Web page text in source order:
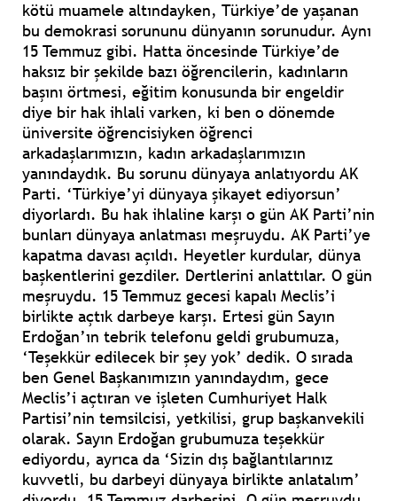
kötü muamele altındayken, Türkiye’de yaşanan
bu demokrasi sorununu dünyanın sorunudur. Aynı
15 Temmuz gibi. Hatta öncesinde Türkiye’de
haksız bir şekilde bazı öğrencilerin, kadınların
başını örtmesi, eğitim konusunda bir engeldir
diye bir hak ihlali varken, ki ben o dönemde
üniversite öğrencisiyken öğrenci
arkadaşlarımızın, kadın arkadaşlarımızın
yanındaydık. Bu sorunu dünyaya anlatıyordu AK
Parti. ‘Türkiye’yi dünyaya şikayet ediyorsun’
diyorlardı. Bu hak ihlaline karşı o gün AK Parti’nin
bunları dünyaya anlatması meşruydu. AK Parti’ye
kapatma davası açıldı. Heyetler kurdular, dünya
başkentlerini gezdiler. Dertlerini anlattılar. O gün
meşruydu. 15 Temmuz gecesi kapalı Meclis’i
birlikte açtık darbeye karşı. Ertesi gün Sayın
Erdoğan’ın tebrik telefonu geldi grubumuza,
‘Teşekkür edilecek bir şey yok’ dedik. O sırada
ben Genel Başkanımızın yanındaydım, gece
Meclis’i açtıran ve işleten Cumhuriyet Halk
Partisi’nin temsilcisi, yetkilisi, grup başkanvekili
olarak. Sayın Erdoğan grubumuza teşekkür
ediyordu, ayrıca da ‘Sizin dış bağlantılarınız
kuvvetli, bu darbeyi dünyaya birlikte anlatalım’